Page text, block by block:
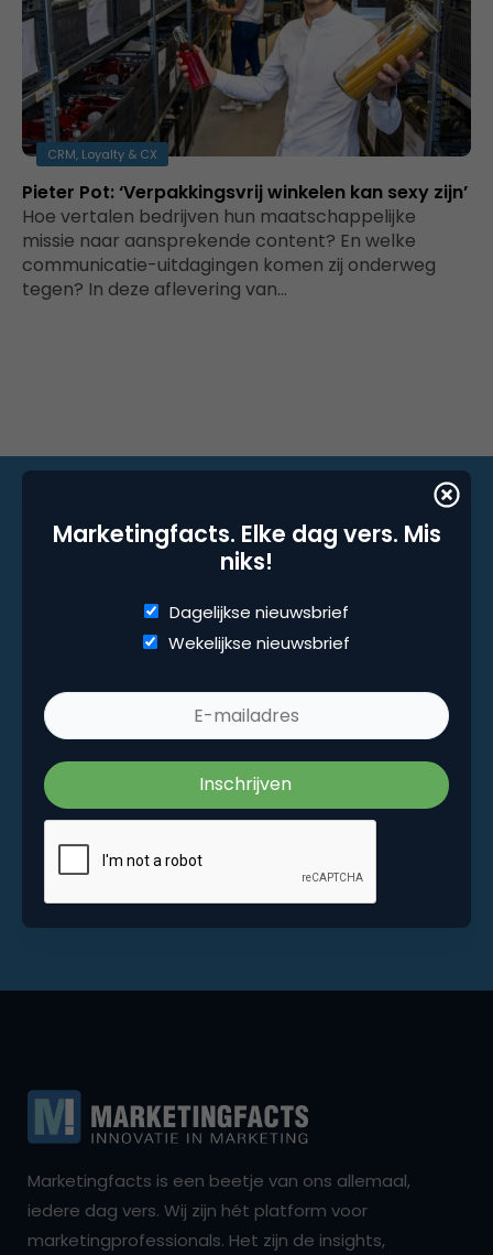
CRM, Loyalty & CX
Pieter Pot: ‘Verpakkingsvrij winkelen kan sexy zijn’
Hoe vertalen bedrijven hun maatschappelijke
missie naar aansprekende content? En welke
communicatie-uitdagingen komen zij onderweg
tegen? In deze aflevering van…
Marketingfacts. Elke dag vers. Mis
niks!
Dagelijkse nieuwsbrief
Wekelijkse nieuwsbrief
Marketingfacts. Elke dag vers. Mis niks!
Dagelijkse nieuwsbrief
Wekelijkse nieuwsbrief
Marketingfacts is een beetje van ons allemaal,
iedere dag vers. Wij zijn hét platform voor
marketingprofessionals. Het zijn de insights,